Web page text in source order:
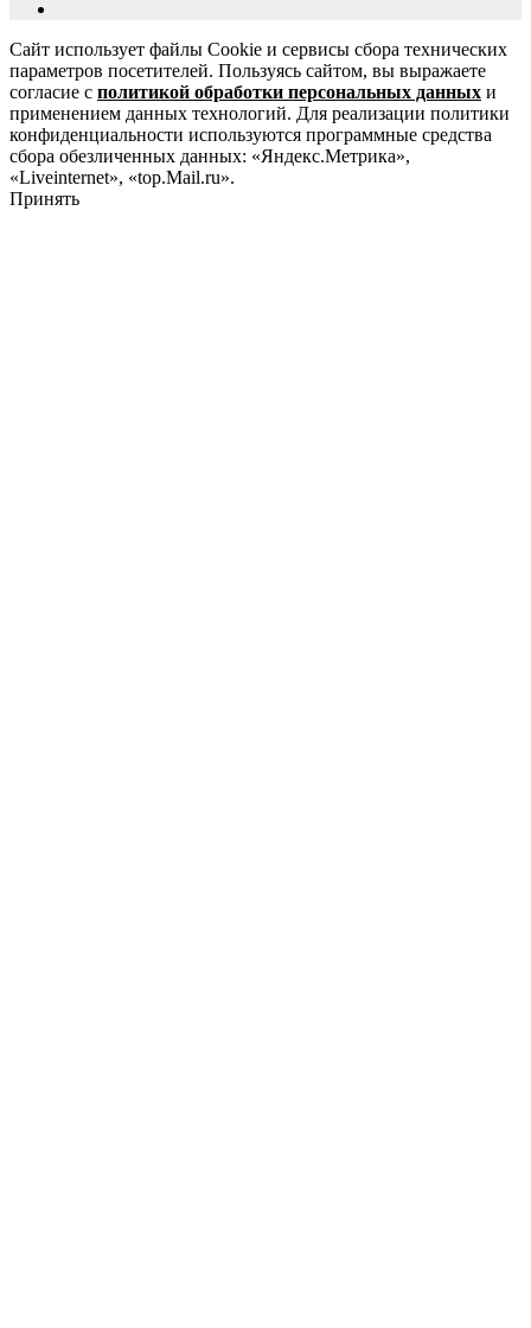
Сайт использует файлы Cookie и сервисы сбора технических
параметров посетителей. Пользуясь сайтом, вы выражаете
согласие с политикой обработки персональных данных и
применением данных технологий. Для реализации политики
конфиденциальности используются программные средства
сбора обезличенных данных: «Яндекс.Метрика»,
«Liveinternet», «top.Mail.ru».
Принять